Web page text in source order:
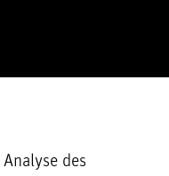
des